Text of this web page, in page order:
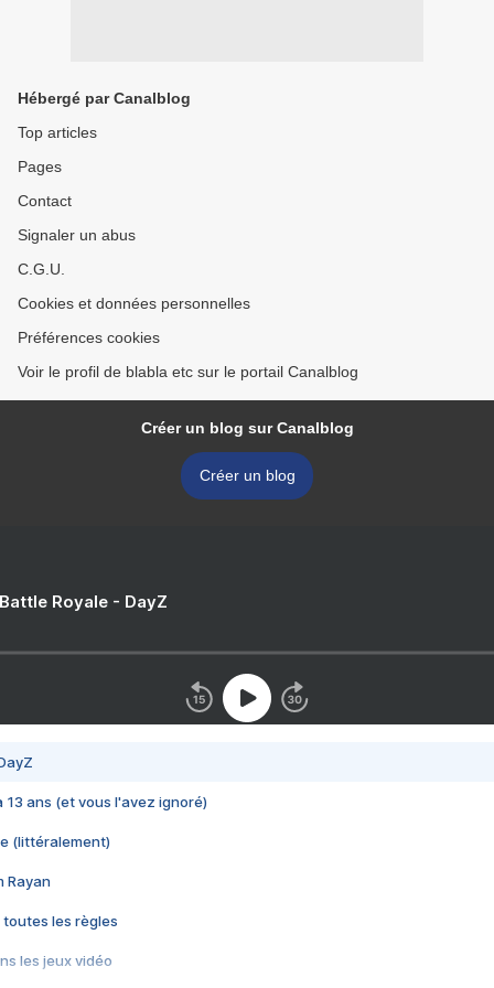
Hébergé par Canalblog
Top articles
Pages
Contact
Signaler un abus
C.G.U.
Cookies et données personnelles
Préférences cookies
Voir le profil de blabla etc sur le portail Canalblog
Créer un blog sur Canalblog
Créer un blog
Royale - DayZ
13 ans (et vous l'avez ignoré)
(littéralement)
Rayan
toutes les règles
les jeux vidéo